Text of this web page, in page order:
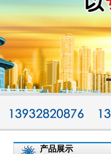
产品展示